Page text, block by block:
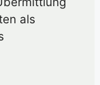
als